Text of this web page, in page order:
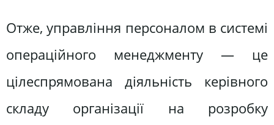
Отже, управління персоналом в системі
операційного менеджменту — це
цілеспрямована діяльність керівного
складу організації на розробку